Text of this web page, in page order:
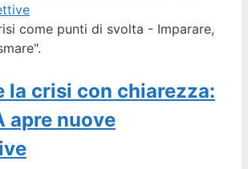
la crisi con chiarezza:
apre nuove